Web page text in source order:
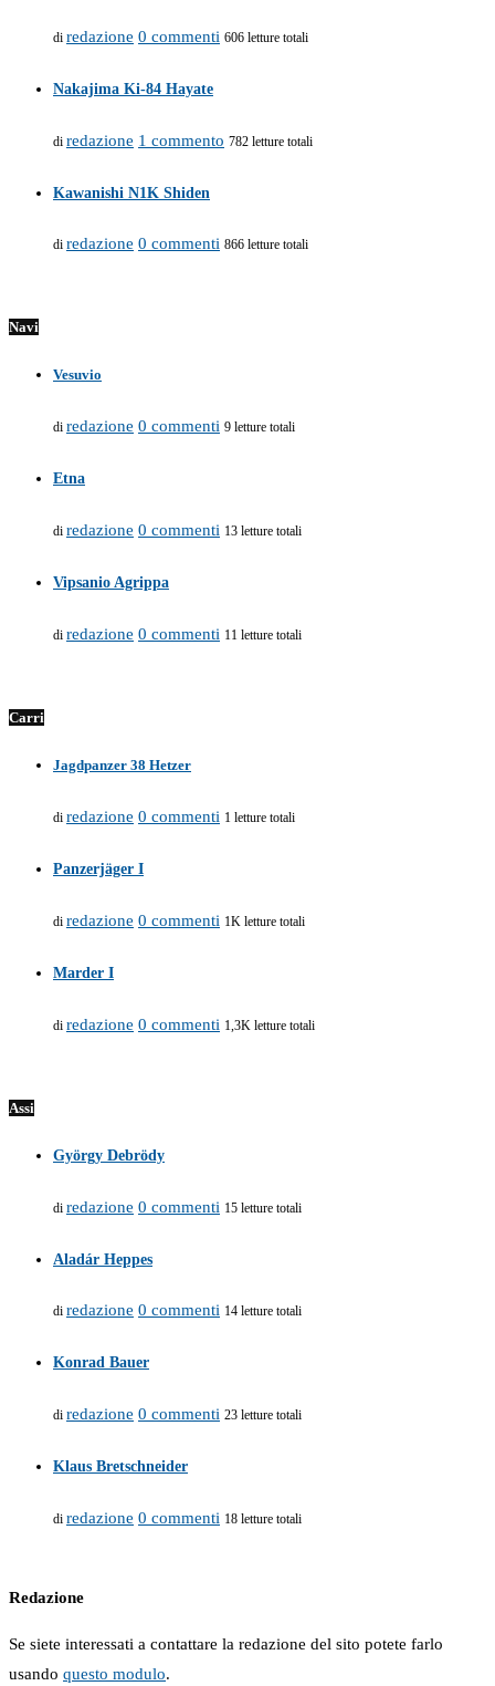
di redazione 0 commenti 606 letture totali
Nakajima Ki-84 Hayate
di redazione 1 commento 782 letture totali
Kawanishi N1K Shiden
di redazione 0 commenti 866 letture totali
Navi
Vesuvio
di redazione 0 commenti 9 letture totali
Etna
di redazione 0 commenti 13 letture totali
Vipsanio Agrippa
di redazione 0 commenti 11 letture totali
Carri
Jagdpanzer 38 Hetzer
di redazione 0 commenti 1 letture totali
Panzerjäger I
di redazione 0 commenti 1K letture totali
Marder I
di redazione 0 commenti 1,3K letture totali
Assi
György Debrödy
di redazione 0 commenti 15 letture totali
Aladár Heppes
di redazione 0 commenti 14 letture totali
Konrad Bauer
di redazione 0 commenti 23 letture totali
Klaus Bretschneider
di redazione 0 commenti 18 letture totali
Redazione
Se siete interessati a contattare la redazione del sito potete farlo
usando questo modulo.